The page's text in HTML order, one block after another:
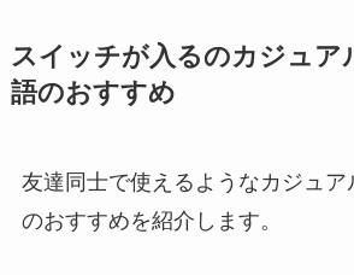
スイッチが入るのカジュア
語のおすすめ
友達同士で使えるようなカジュ
のおすすめを紹介します。